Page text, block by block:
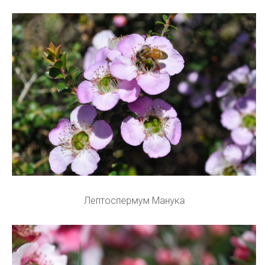
Лептоспермум Манука